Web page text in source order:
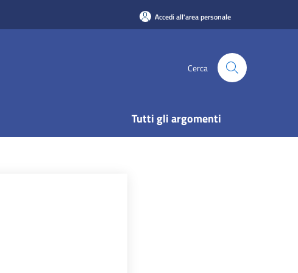
Accedi all'area personale
Cerca
Tutti gli argomenti